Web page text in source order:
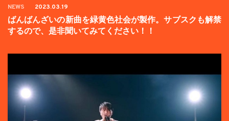
NEWS 2023.03.19
ばんばんざいの新曲を緑黄色社会が製作。サブスクも解禁
するので、是非聞いてみてください！！